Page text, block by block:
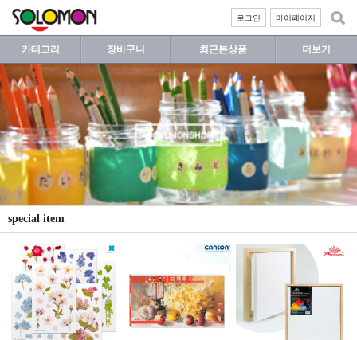
마이페이지
로그인
카테고리 장바구니 최근본상품 더보기
special item